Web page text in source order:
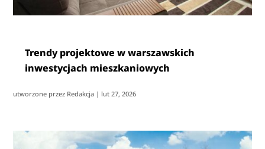
Trendy projektowe w warszawskich
inwestycjach mieszkaniowych
utworzone przez Redakcja | lut 27, 2026